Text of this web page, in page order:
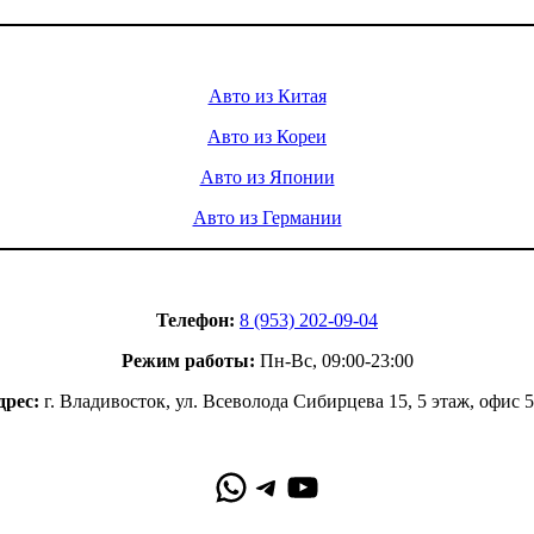
Авто из Китая
Авто из Кореи
Авто из Японии
Авто из Германии
Телефон: 8 (953) 202-09-04
Режим работы: Пн-Вс, 09:00-23:00
г. Владивосток, ул. Всеволода Сибирцева 15, 5 этаж, офис
WhatsApp
Telegram
YouTube